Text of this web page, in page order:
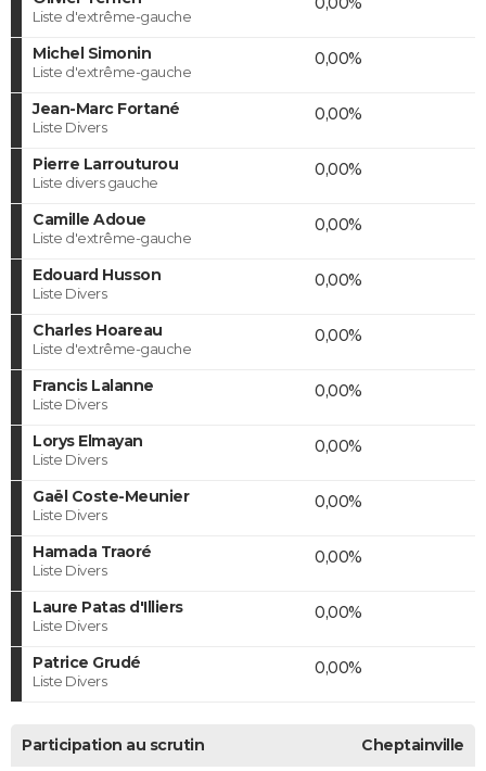
Liste d'extrême-gauche
Michel Simonin
Liste d'extrême-gauche
0,00%
Jean-Marc Fortané
Liste Divers
0,00%
Pierre Larrouturou
Liste divers gauche
0,00%
Camille Adoue
Liste d'extrême-gauche
0,00%
Edouard Husson
Liste Divers
0,00%
Charles Hoareau
Liste d'extrême-gauche
0,00%
Francis Lalanne
Liste Divers
0,00%
Lorys Elmayan
Liste Divers
0,00%
Gaël Coste-Meunier
Liste Divers
0,00%
Hamada Traoré
Liste Divers
0,00%
Laure Patas d'Illiers
Liste Divers
0,00%
Patrice Grudé
Liste Divers
0,00%
Participation au scrutin Cheptainville